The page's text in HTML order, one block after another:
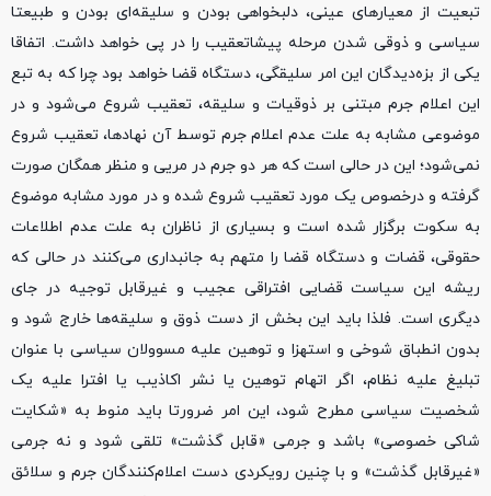
تبعیت از معیارهای عینی، دلبخواهی بودن و سلیقه‌ای بودن و طبیعتا
سیاسی و ذوقی شدن مرحله پیشاتعقیب را در پی خواهد داشت. اتفاقا
یکی از بزه‌دیدگان این امر سلیقگی، دستگاه قضا خواهد بود چرا که به تبع
این اعلام جرم مبتنی بر ذوقیات و سلیقه، تعقیب شروع می‌شود و در
موضوعی مشابه به علت عدم اعلام جرم توسط آن نهادها، تعقیب شروع
نمی‌شود؛ این در حالی است که هر دو جرم در مریی و منظر همگان صورت
گرفته و درخصوص یک مورد تعقیب شروع شده و در مورد مشابه موضوع
به سکوت برگزار شده است و بسیاری از ناظران به علت عدم اطلاعات
حقوقی، قضات و دستگاه قضا را متهم به جانبداری می‌کنند در حالی که
ریشه این سیاست قضایی افتراقی عجیب و غیرقابل توجیه در جای
دیگری است. فلذا باید این بخش از دست ذوق و سلیقه‌ها خارج شود و
بدون انطباق شوخی و استهزا و توهین علیه مسوولان سیاسی با عنوان
تبلیغ علیه نظام، اگر اتهام توهین یا نشر اکاذیب یا افترا علیه یک
شخصیت سیاسی مطرح شود، این امر ضرورتا باید منوط به «شکایت
شاکی خصوصی» باشد و جرمی «قابل گذشت» تلقی شود و نه جرمی
«غیرقابل گذشت» و با چنین رویکردی دست اعلام‌کنندگان جرم و سلائق